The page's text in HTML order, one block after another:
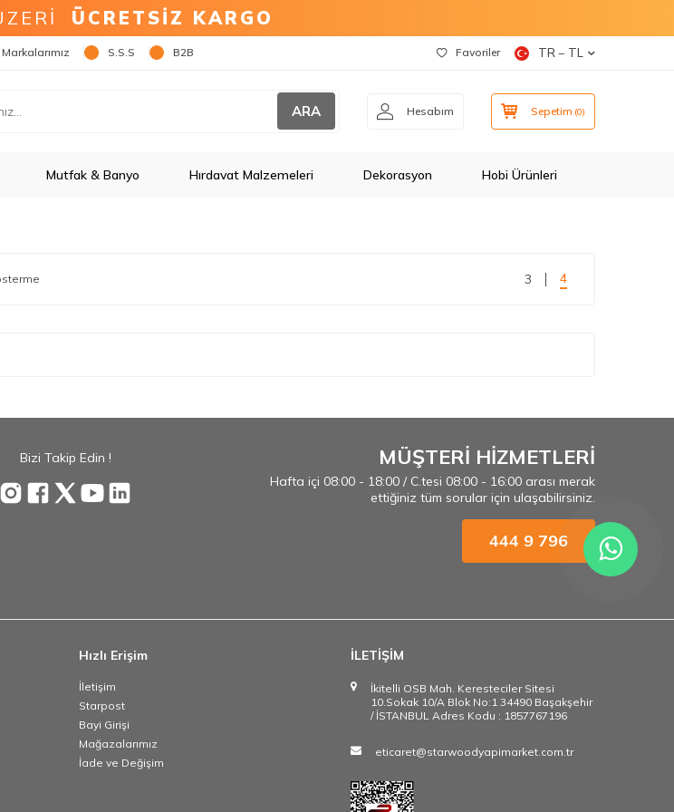
ÜCRETSİZ KARGO
Markalarımız S.S.S B2B Favoriler TR − TL
ARA Hesabım Sepetim (0)
Mutfak & Banyo Hırdavat Malzemeleri Dekorasyon Hobi Ürünleri
3 4
Bizi Takip Edin ! MÜŞTERİ HİZMETLERİ
Hafta içi 08:00 - 18:00 / C.tesi 08:00 - 16:00 arası merak
ettiğiniz tüm sorular için ulaşabilirsiniz.
444 9 796
Hızlı Erişim
İletişim
Starpost
Bayi Girişi
Mağazalarımız
İade ve Değişim
İLETİŞİM
İkitelli OSB Mah. Keresteciler Sitesi
10.Sokak 10/A Blok No:1 34490 Başakşehir
/ İSTANBUL Adres Kodu : 1857767196
eticaret@starwoodyapimarket.com.tr